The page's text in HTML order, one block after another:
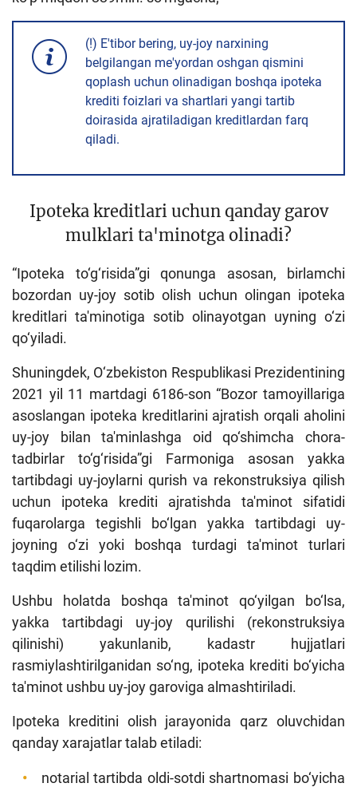
(!) E'tibor bering, uy-joy narxining
belgilangan me'yordan oshgan qismini
qoplash uchun olinadigan boshqa ipoteka
krediti foizlari va shartlari yangi tartib
doirasida ajratiladigan kreditlardan farq
qiladi.
Ipoteka kreditlari uchun qanday garov
mulklari ta'minotga olinadi?
“Ipoteka to‘g‘risida”gi qonunga asosan, birlamchi
bozordan uy-joy sotib olish uchun olingan ipoteka
kreditlari ta'minotiga sotib olinayotgan uyning o‘zi
qo‘yiladi.
Shuningdek, O‘zbekiston Respublikasi Prezidentining
2021 yil 11 martdagi 6186-son “Bozor tamoyillariga
asoslangan ipoteka kreditlarini ajratish orqali aholini
uy-joy bilan ta'minlashga oid qo‘shimcha chora-
tadbirlar to‘g‘risida”gi Farmoniga asosan yakka
tartibdagi uy-joylarni qurish va rekonstruksiya qilish
uchun ipoteka krediti ajratishda ta'minot sifatidi
fuqarolarga tegishli bo‘lgan yakka tartibdagi uy-
joyning o‘zi yoki boshqa turdagi ta'minot turlari
taqdim etilishi lozim.
Ushbu holatda boshqa ta'minot qo‘yilgan bo‘lsa,
yakka tartibdagi uy-joy qurilishi (rekonstruksiya
qilinishi) yakunlanib, kadastr hujjatlari
rasmiylashtirilganidan so‘ng, ipoteka krediti bo‘yicha
ta'minot ushbu uy-joy garoviga almashtiriladi.
Ipoteka kreditini olish jarayonida qarz oluvchidan
qanday xarajatlar talab etiladi:
notarial tartibda oldi-sotdi shartnomasi bo‘yicha